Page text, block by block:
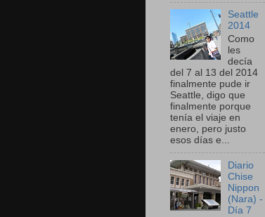
Seattle
2014
Como
les
decía
del 7 al 13 del 2014
finalmente pude ir
Seattle, digo que
finalmente porque
tenía el viaje en
enero, pero justo
esos días e...
Diario
Chise
Nippon
(Nara) -
Día 7